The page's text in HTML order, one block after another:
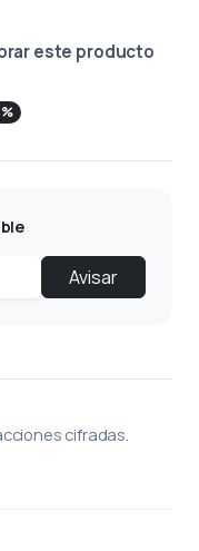
este producto
Avisar
cifradas.